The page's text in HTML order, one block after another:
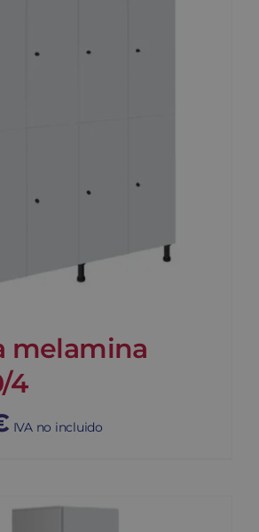
melamina
4
IVA no incluido